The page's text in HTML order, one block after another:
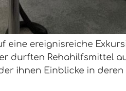
eine ereignisreiche
durften Rehahilfsmittel
ihnen Einblicke in